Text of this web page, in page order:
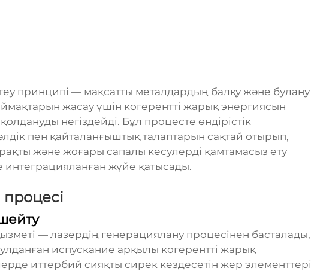
принципі — мақсатты металдардың балқу және булану
жасау үшін когерентті жарық энергиясын
негіздейді. Бұл процесте өндірістік
пен қайталанғыштық талаптарын сақтай отырып,
және жоғары сапалы кесулерді қамтамасыз ету
интеграцияланған жүйе қатысады.
процесі
— лазердің генерациялану процесінен басталады,
испускание арқылы когерентті жарық
иттербий сияқты сирек кездесетін жер элементтері